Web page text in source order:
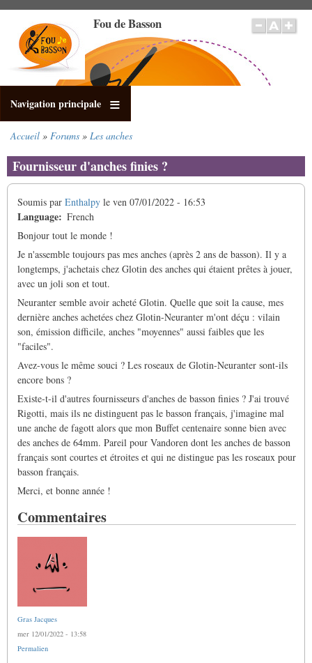
contenu
principal
Fou de Basson
Navigation principale
d'Ariane
Accueil Forums Les anches
Fournisseur d'anches finies ?
Soumis par Enthalpy le ven 07/01/2022 - 16:53
Language
French
Bonjour tout le monde !
Je n'assemble toujours pas mes anches (après 2 ans de basson). Il y a
longtemps, j'achetais chez Glotin des anches qui étaient prêtes à jouer,
avec un joli son et tout.
Neuranter semble avoir acheté Glotin. Quelle que soit la cause, mes
dernière anches achetées chez Glotin-Neuranter m'ont déçu : vilain
son, émission difficile, anches "moyennes" aussi faibles que les
"faciles".
Avez-vous le même souci ? Les roseaux de Glotin-Neuranter sont-ils
encore bons ?
Existe-t-il d'autres fournisseurs d'anches de basson finies ? J'ai trouvé
Rigotti, mais ils ne distinguent pas le basson français, j'imagine mal
une anche de fagott alors que mon Buffet centenaire sonne bien avec
des anches de 64mm. Pareil pour Vandoren dont les anches de basson
français sont courtes et étroites et qui ne distingue pas les roseaux pour
basson français.
Merci, et bonne année !
Commentaires
Gras Jacques
mer 12/01/2022 - 13:58
Permalien